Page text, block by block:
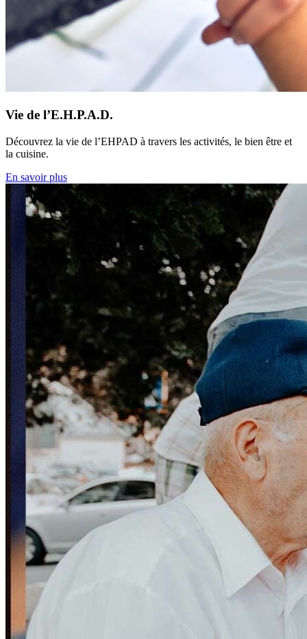
Vie de l’E.H.P.A.D.
Découvrez la vie de l’EHPAD à travers les activités, le bien être et
la cuisine.
En savoir plus